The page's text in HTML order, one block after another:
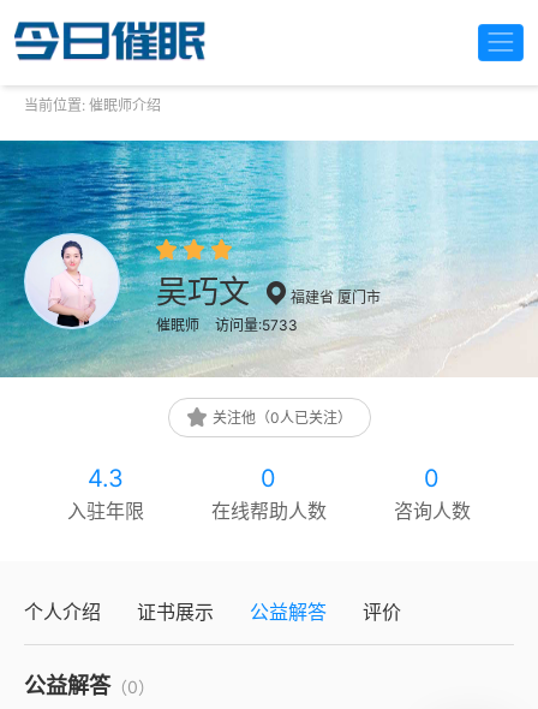
当前位置: 催眠师介绍
吴巧文
福建省 厦门市
催眠师
访问量:5733
关注他（0人已关注）
4.3
入驻年限
0
在线帮助人数
0
咨询人数
个人介绍 证书展示 公益解答 评价
公益解答（0）